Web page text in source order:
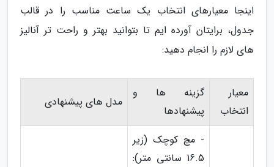
اینجا معیارهای انتخاب یک ساعت مناسب را در قالب
جدول، برایتان آورده ایم تا بتوانید بهتر و راحت تر آنالیز
های لازم را انجام دهید:
معیار
انتخاب
گزینه ها و
پیشنهادها
مدل های پیشنهادی
- مچ کوچک (زیر
16.5 سانتی متر):